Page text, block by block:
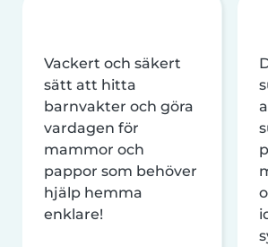
Vackert och säkert
sätt att hitta
barnvakter och göra
vardagen för
mammor och
pappor som behöver
hjälp hemma
enklare!